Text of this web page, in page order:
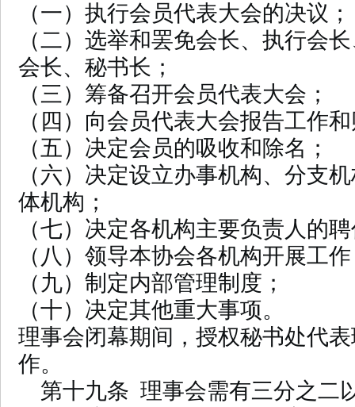
（一）执行会员代表大会的决议；
（二）选举和罢免会长、执行会
会长、秘书长；
（三）筹备召开会员代表大会；
（四）向会员代表大会报告工作
（五）决定会员的吸收和除名；
（六）决定设立办事机构、分支
体机构；
（七）决定各机构主要负责人的
（八）领导本协会各机构开展工
（九）制定内部管理制度；
（十）决定其他重大事项。
理事会闭幕期间，授权秘书处代
作。
第十九条 理事会需有三分之二